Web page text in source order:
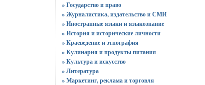
» Государство и право
» Журналистика, издательство и СМИ
» Иностранные языки и языкознание
» История и исторические личности
» Краеведение и этнография
» Кулинария и продукты питания
» Культура и искусство
» Литература
» Маркетинг, реклама и торговля